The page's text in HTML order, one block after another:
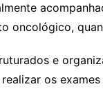
oncológico,
e
os